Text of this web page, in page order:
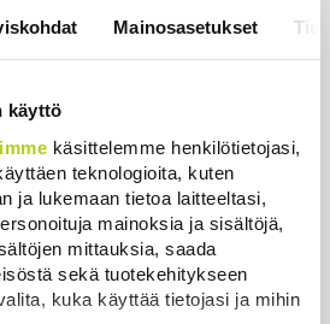
Mainosasetukset
käyttö
käsittelemme henkilötietojasi,
teknologioita, kuten
ja lukemaan tietoa laitteeltasi,
mainoksia ja sisältöjä,
mittauksia, saada
sekä tuotekehitykseen
kuka käyttää tietojasi ja mihin
Luetuimmat